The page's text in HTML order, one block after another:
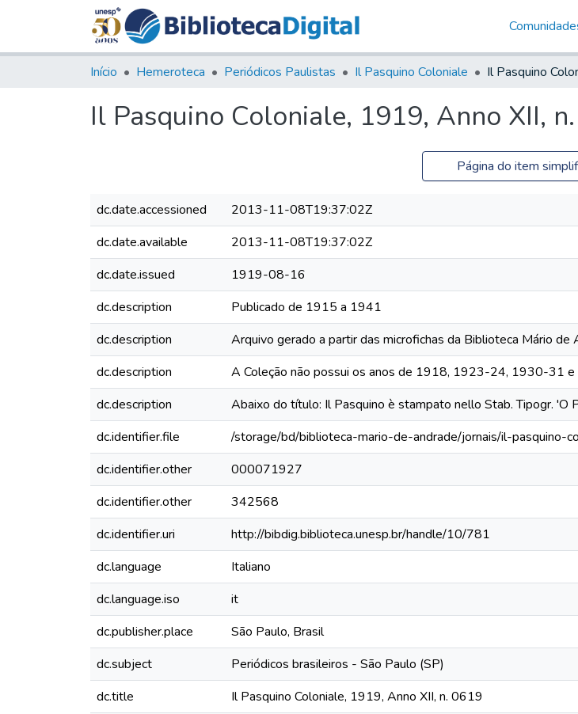
Início Hemeroteca Periódicos Paulistas Il Pasquino Coloniale
Il Pasquino Coloniale, 1919, Anno XII,
Página do item
dc.date.accessioned
2013-11-08T19:37:02Z
dc.date.available
2013-11-08T19:37:02Z
dc.date.issued
1919-08-16
dc.description
Publicado de 1915 a 1941
dc.description
Arquivo gerado a partir das microfichas da Biblioteca Mário de
dc.description
A Coleção não possui os anos de 1918, 1923-24, 1930-31 e
dc.description
Abaixo do título: Il Pasquino è stampato nello Stab. Tipogr. 'O
dc.identifier.file
/storage/bd/biblioteca-mario-de-andrade/jornais/il-pasquino-
dc.identifier.other
000071927
dc.identifier.other
342568
dc.identifier.uri
http://bibdig.biblioteca.unesp.br/handle/10/781
dc.language
Italiano
dc.language.iso
it
dc.publisher.place
São Paulo, Brasil
dc.subject
Periódicos brasileiros - São Paulo (SP)
dc.title
Il Pasquino Coloniale, 1919, Anno XII, n. 0619